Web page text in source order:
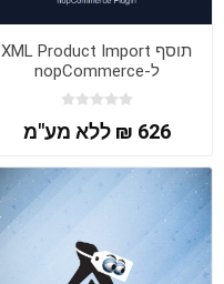
תוסף XML Product Import
ל-nopCommerce
626 ₪ ללא מע"מ